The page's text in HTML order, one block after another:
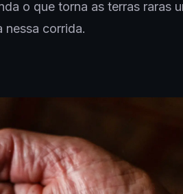
o que torna as terras raras
nessa corrida.